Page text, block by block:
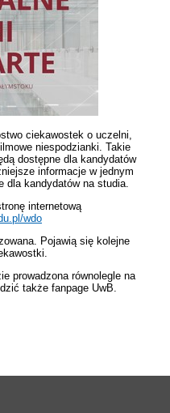
ciekawostek o uczelni,
niespodzianki. Takie
dostępne dla kandydatów
informacje w jednym
dla kandydatów na studia.
internetową
wdo
Pojawią się kolejne
prowadzona równolegle na
także fanpage UwB.